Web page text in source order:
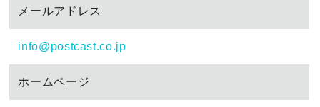
メールアドレス
info@postcast.co.jp
ホームページ